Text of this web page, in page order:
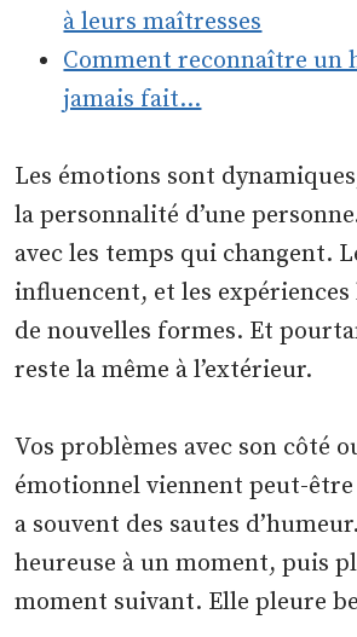
à leurs maîtresses
Comment reconnaître un
jamais fait…
Les émotions sont
la personnalité d’une
avec les temps qui changent.
influencent, et les
de nouvelles formes. Et
reste la même à l’extérieur.
Vos problèmes avec son côté
émotionnel viennent peut-être
a souvent des sautes
heureuse à un moment, puis
moment suivant. Elle pleure